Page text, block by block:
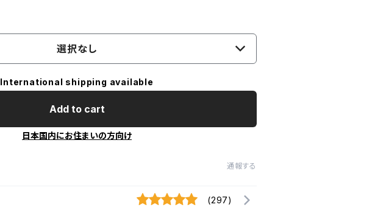
選択なし
International shipping available
Add to cart
日本国内にお住まいの方向け
通報する
(297)